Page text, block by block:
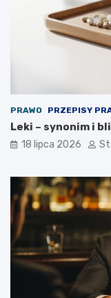
PRAWO PRZEPISY
Leki – synonim i
18 lipca 2026